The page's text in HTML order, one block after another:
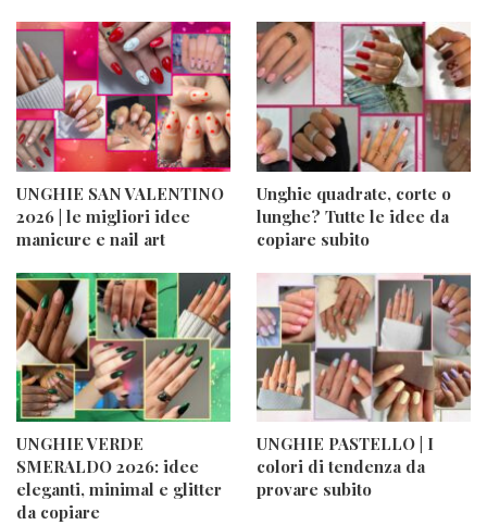
UNGHIE SAN VALENTINO
2026 | le migliori idee
manicure e nail art
Unghie quadrate, corte o
lunghe? Tutte le idee da
copiare subito
UNGHIE VERDE
SMERALDO 2026: idee
eleganti, minimal e glitter
da copiare
UNGHIE PASTELLO | I
colori di tendenza da
provare subito